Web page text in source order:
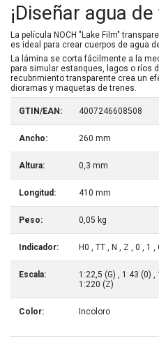
¡Diseñar agua
La película NOCH "Lake Film"
es ideal para crear cuerpos de agua
La lámina se corta fácilmente a la
para simular estanques, lagos o ríos
recubrimiento transparente crea un
dioramas y maquetas de trenes.
GTIN/EAN: 4007246608508
Ancho: 260 mm
Altura: 0,3 mm
Longitud: 410 mm
Peso: 0,05 kg
Indicador: H0 , TT , N , Z , 0 , 1 ,
Escala: 1:22,5 (G) , 1:43 (0)
1:220 (Z)
Color: Incoloro